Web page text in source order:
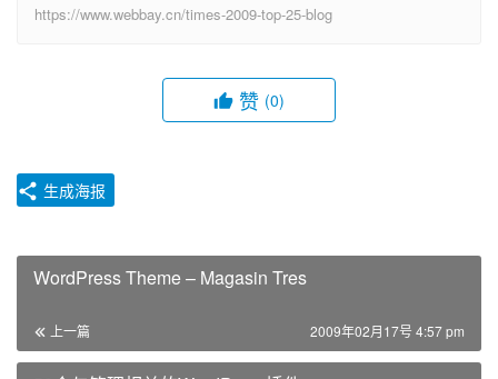
https://www.webbay.cn/times-2009-top-25-blog
赞 (0)
生成海报
WordPress Theme – Magasin Tres
上一篇 2009年02月17号 4:57 pm